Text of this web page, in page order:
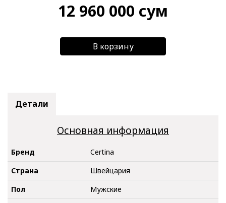
12 960 000 сум
В корзину
Детали
Основная информация
Бренд
Certina
Страна
Швейцария
Пол
Мужские